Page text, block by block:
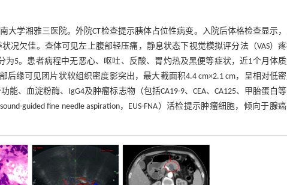
大学湘雅三医院。外院CT检查提示胰体占位性病变。入院后体格检查显示
况欠佳。查体可见左上腹部轻压痛，静息状态下视觉模拟评分法（VAS）
为5。患者病程中无恶心、呕吐、反酸、胃灼热及黑便等症状，近1个月体
后缘可见团片状软组织密度影突出，最大截面积4.4 cm×2.1 cm，呈相对低
能、血淀粉酶、IgG4及肿瘤标志物（包括CA19-9、CEA、CA125、甲胎蛋白
guided fine needle aspiration，EUS-FNA）活检提示肿瘤细胞，倾向于腺